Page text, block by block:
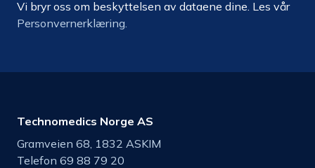
Vi bryr oss om beskyttelsen av dataene dine. Les vår
Personvernerklæring.
Technomedics Norge AS
Gramveien 68, 1832 ASKIM
Telefon 69 88 79 20